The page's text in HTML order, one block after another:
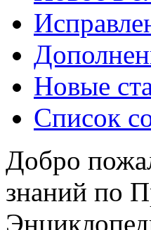
Новые
Список
Добро
знаний по